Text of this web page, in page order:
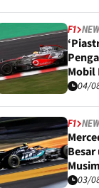
F1
Mobil
04/
F1
03/